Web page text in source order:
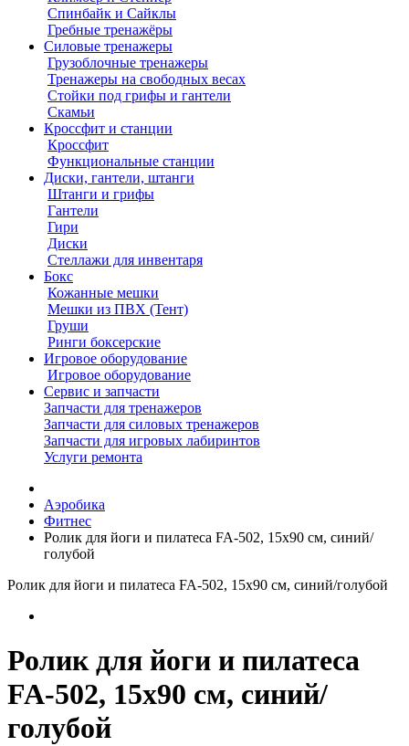
Спинбайк и Сайклы
Гребные тренажёры
Силовые тренажеры
Грузоблочные тренажеры
Тренажеры на свободных весах
Стойки под грифы и гантели
Скамьи
Кроссфит и станции
Кроссфит
Функциональные станции
Диски, гантели, штанги
Штанги и грифы
Гантели
Гири
Диски
Стеллажи для инвентаря
Бокс
Кожанные мешки
Мешки из ПВХ (Тент)
Груши
Ринги боксерские
Игровое оборудование
Игровое оборудование
Сервис и запчасти
Запчасти для тренажеров
Запчасти для силовых тренажеров
Запчасти для игровых лабиринтов
Услуги ремонта
Аэробика
Фитнес
Ролик для йоги и пилатеса FA-502, 15х90 см, синий/
голубой
Ролик для йоги и пилатеса FA-502, 15х90 см, синий/голубой
Ролик для йоги и пилатеса
FA-502, 15х90 см, синий/
голубой